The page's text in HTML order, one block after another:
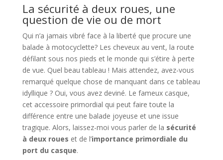
La sécurité à deux roues, une
question de vie ou de mort
Qui n’a jamais vibré face à la liberté que procure une
balade à motocyclette? Les cheveux au vent, la route
défilant sous nos pieds et le monde qui s’étire à perte
de vue. Quel beau tableau ! Mais attendez, avez-vous
remarqué quelque chose de manquant dans ce tableau
idyllique ? Oui, vous avez deviné. Le fameux casque,
cet accessoire primordial qui peut faire toute la
différence entre une balade joyeuse et une issue
tragique. Alors, laissez-moi vous parler de la sécurité
à deux roues et de l’importance primordiale du
port du casque.